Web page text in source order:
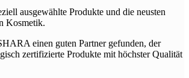
ausgewählte Produkte und die neusten
Kosmetik.
einen guten Partner gefunden, der
zertifizierte Produkte mit höchster Qualität